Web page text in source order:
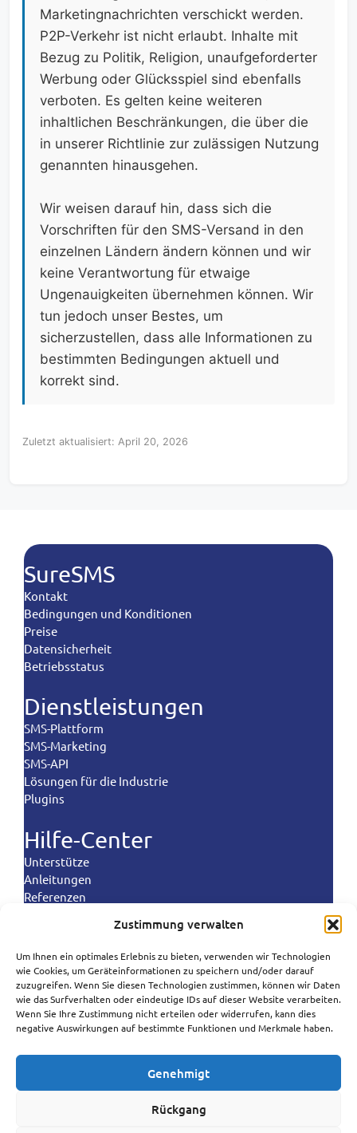
Zustimmung verwalten
Um Ihnen ein optimales Erlebnis zu bieten, verwenden wir Technologien
wie Cookies, um Geräteinformationen zu speichern und/oder darauf
zuzugreifen. Wenn Sie diesen Technologien zustimmen, können wir Daten
wie das Surfverhalten oder eindeutige IDs auf dieser Website verarbeiten.
Wenn Sie Ihre Zustimmung nicht erteilen oder widerrufen, kann dies
negative Auswirkungen auf bestimmte Funktionen und Merkmale haben.
Genehmigt
Rückgang
Marketingnachrichten verschickt werden.
P2P-Verkehr ist nicht erlaubt. Inhalte mit
Bezug zu Politik, Religion, unaufgeforderter
Werbung oder Glücksspiel sind ebenfalls
verboten. Es gelten keine weiteren
inhaltlichen Beschränkungen, die über die
in unserer Richtlinie zur zulässigen Nutzung
genannten hinausgehen.
Wir weisen darauf hin, dass sich die
Vorschriften für den SMS-Versand in den
einzelnen Ländern ändern können und wir
keine Verantwortung für etwaige
Ungenauigkeiten übernehmen können. Wir
tun jedoch unser Bestes, um
sicherzustellen, dass alle Informationen zu
bestimmten Bedingungen aktuell und
korrekt sind.
Zuletzt aktualisiert: April 20, 2026
SureSMS
Kontakt
Bedingungen und Konditionen
Preise
Datensicherheit
Betriebsstatus
Dienstleistungen
SMS-Plattform
SMS-Marketing
SMS-API
Lösungen für die Industrie
Plugins
Hilfe-Center
Unterstütze
Anleitungen
Referenzen
Politik
Bedingungen und Konditionen
Datenschutzrichtlinie
Politik der Datenverarbeitung
Cookie-Richtlinie
SureSMS ApS | Industriholmen 82, 2650 Hvidovre,
CVR: 33263104 | (+45) 50 322 322 |
Español
Português
Polski